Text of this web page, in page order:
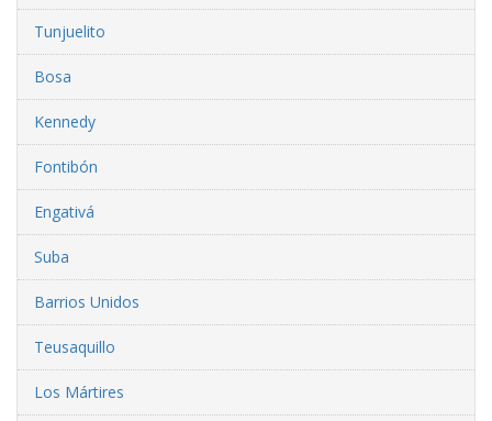
Tunjuelito
Bosa
Kennedy
Fontibón
Engativá
Suba
Barrios Unidos
Teusaquillo
Los Mártires